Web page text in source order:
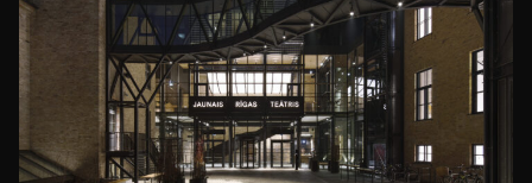
Имя Фамилия
Название компании